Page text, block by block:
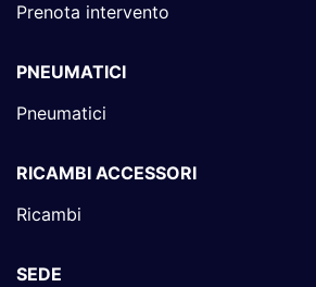
Prenota intervento
PNEUMATICI
Pneumatici
RICAMBI ACCESSORI
Ricambi
SEDE